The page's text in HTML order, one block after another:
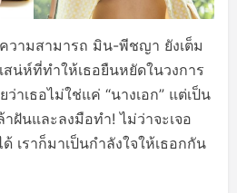
วามสามารถ มิน-พีชญา ยังเต็ม
น่ห์ที่ทำให้เธอยืนหยัดในวงการ
าเธอไม่ใช่แค่ “นางเอก” แต่เป็น
ฝันและลงมือทำ! ไม่ว่าจะเจอ
เราก็มาเป็นกำลังใจให้เธอกกัน